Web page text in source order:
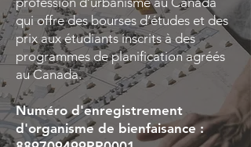
qui offre des bourses d’études et des
prix aux étudiants inscrits à des
programmes de planification agréés
au Canada.
Numéro d'enregistrement
d'organisme de bienfaisance :